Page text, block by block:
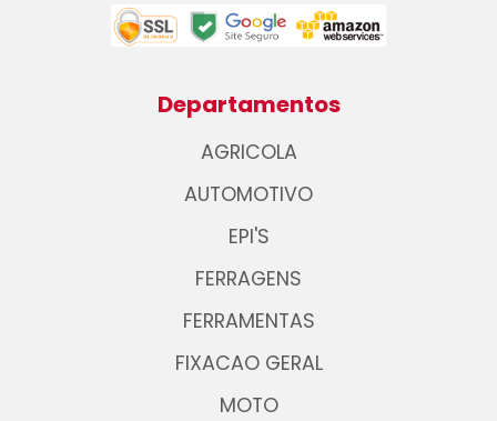
Departamentos
AGRICOLA
AUTOMOTIVO
EPI'S
FERRAGENS
FERRAMENTAS
FIXACAO GERAL
MOTO